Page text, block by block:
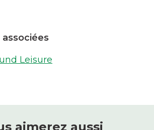
Leisure
aimerez aussi